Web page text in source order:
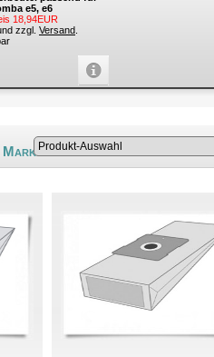
e5, e6
18,94EUR
zzgl. Versand
Marke Bork®